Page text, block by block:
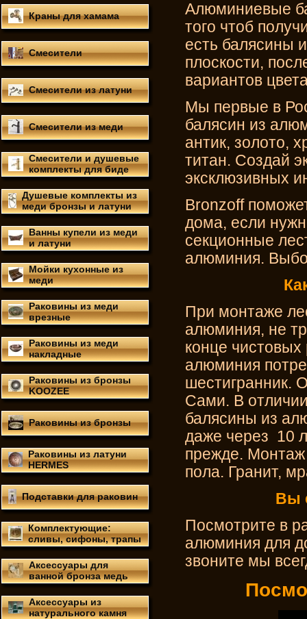
Краны для хамама
Смесители
Смесители из латуни
Смесители из меди
Смесители и душевые
комплекты для биде
Душевые комплекты из
меди бронзы и латуни
Ванны купели из меди
и латуни
Мойки кухонные из
меди
Раковины из меди
врезные
Раковины из меди
накладные
Раковины из бронзы
KOOZEE
Раковины из бронзы
Раковины из латуни
HERMES
Подставки для раковин
Комплектующие:
сливы, сифоны, трапы
Аксессуары для
ванной бронза медь
Аксессуары из
натурального камня
Алюминиевые
того чтоб
есть балясины
плоскости,
вариантов
Мы первые в
балясин из
антик, золото,
титан. Создай
эксклюзивных
Bronzoff
дома, если
секционные
алюминия.
При монтаже
алюминия, не
конце
алюминия
шестигранник.
Сами. В
балясины из
даже через 10
прежде. Монтаж
пола. Гранит,
Вы
Посмотрите в
алюминия для
звоните мы